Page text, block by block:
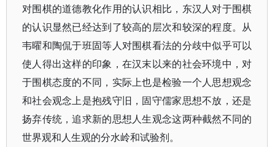
对围棋的道德教化作用的认识相比，东汉人对于围棋
的认识显然已经达到了较高的层次和较深的程度。从
韦曜和陶侃于班固等人对围棋看法的分歧中似乎可以
使人得出这样的印象，在汉末以来的社会环境中，对
于围棋态度的不同，实际上也是检验一个人思想观念
和社会观念上是抱残守旧，固守儒家思想不放，还是
扬弃传统，追求新的思想人生观念这两种截然不同的
世界观和人生观的分水岭和试验剂。